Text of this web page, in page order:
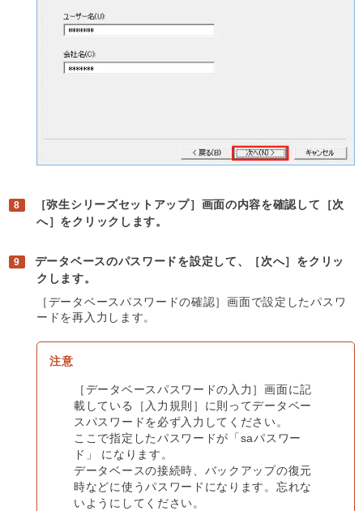
［弥生シリーズセットアップ］画面の内容を確認して［次
へ］をクリックします。
データベースのパスワードを設定して、［次へ］をクリッ
クします。
［データベースパスワードの確認］画面で設定したパスワ
ードを再入力します。
［データベースパスワードの入力］画面に記
載している［入力規則］に則ってデータベー
スパスワードを必ず入力してください。
ここで指定したパスワードが「saパスワー
ド」 になります。
データベースの接続時、バックアップの復元
時などに使うパスワードになります。忘れな
いようにしてください。